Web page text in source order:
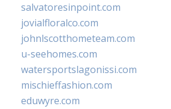
salvatoresinpoint.com
jovialfloralco.com
johnlscotthometeam.com
u-seehomes.com
watersportslagonissi.com
mischieffashion.com
eduwyre.com